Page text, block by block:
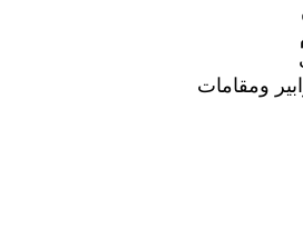
ومقامات